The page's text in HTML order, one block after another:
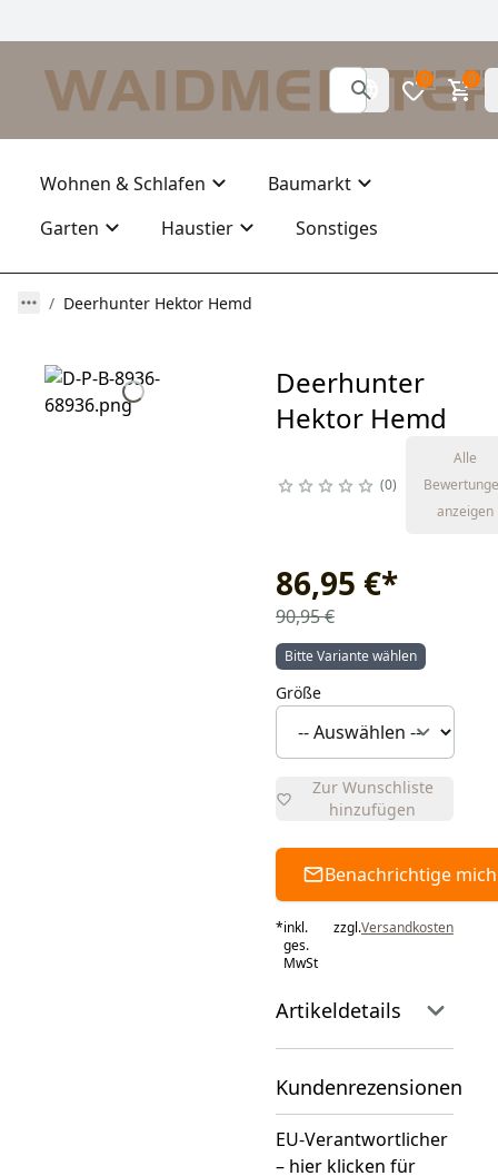
0 0
Wohnen & Schlafen
Baumarkt
Garten
Haustier Sonstiges
Deerhunter Hektor Hemd
Deerhunter
Hektor Hemd
0
Alle
anzeigen
86,95 €*
90,95 €
Bitte Variante wählen
Größe
Zur Wunschliste
hinzufügen
Benachrichtige mich
*inkl.
ges.
MwSt
zzgl.Versandkosten
Artikeldetails
Kundenrezensionen
EU-Verantwortlicher
– hier klicken für